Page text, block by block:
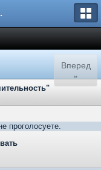
Вперед
»
проголосуете.